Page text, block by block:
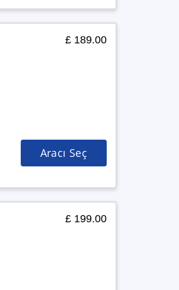
£ 189.00
Aracı Seç
£ 199.00